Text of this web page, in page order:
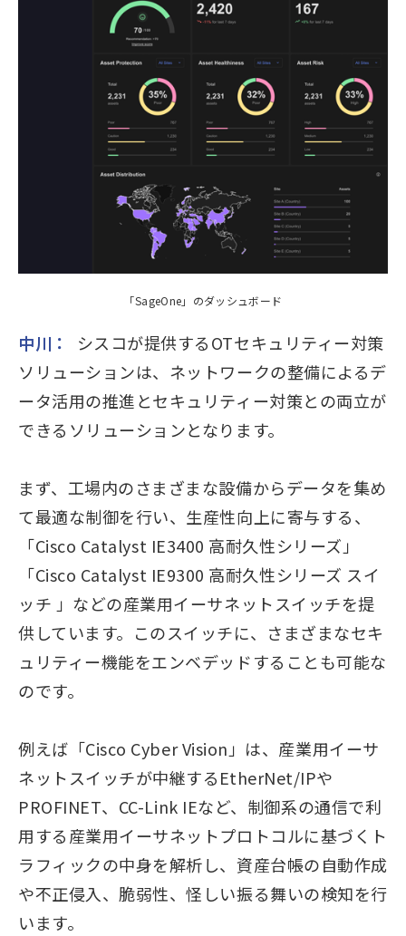
「SageOne」のダッシュボード
中川：
シスコが提供するOTセキュリティー対策
ソリューションは、ネットワークの整備によるデ
ータ活用の推進とセキュリティー対策との両立が
できるソリューションとなります。
まず、工場内のさまざまな設備からデータを集め
て最適な制御を行い、生産性向上に寄与する、
「Cisco Catalyst IE3400 高耐久性シリーズ」
「Cisco Catalyst IE9300 高耐久性シリーズ スイ
ッチ 」などの産業用イーサネットスイッチを提
供しています。このスイッチに、さまざまなセキ
ュリティー機能をエンベデッドすることも可能な
のです。
例えば「Cisco Cyber Vision」は、産業用イーサ
ネットスイッチが中継するEtherNet/IPや
PROFINET、CC-Link IEなど、制御系の通信で利
用する産業用イーサネットプロトコルに基づくト
ラフィックの中身を解析し、資産台帳の自動作成
や不正侵入、脆弱性、怪しい振る舞いの検知を行
います。